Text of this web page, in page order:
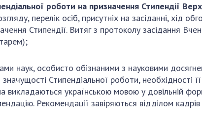
роботи на призначення Стипендії
перелік осіб, присутніх на засіданні, хід
Стипендії. Витяг з протоколу засідання
наук, особисто обізнаними з науковими
Стипендіальної роботи, необхідності
українською мовою у довільній
Рекомендації завіряються відділом